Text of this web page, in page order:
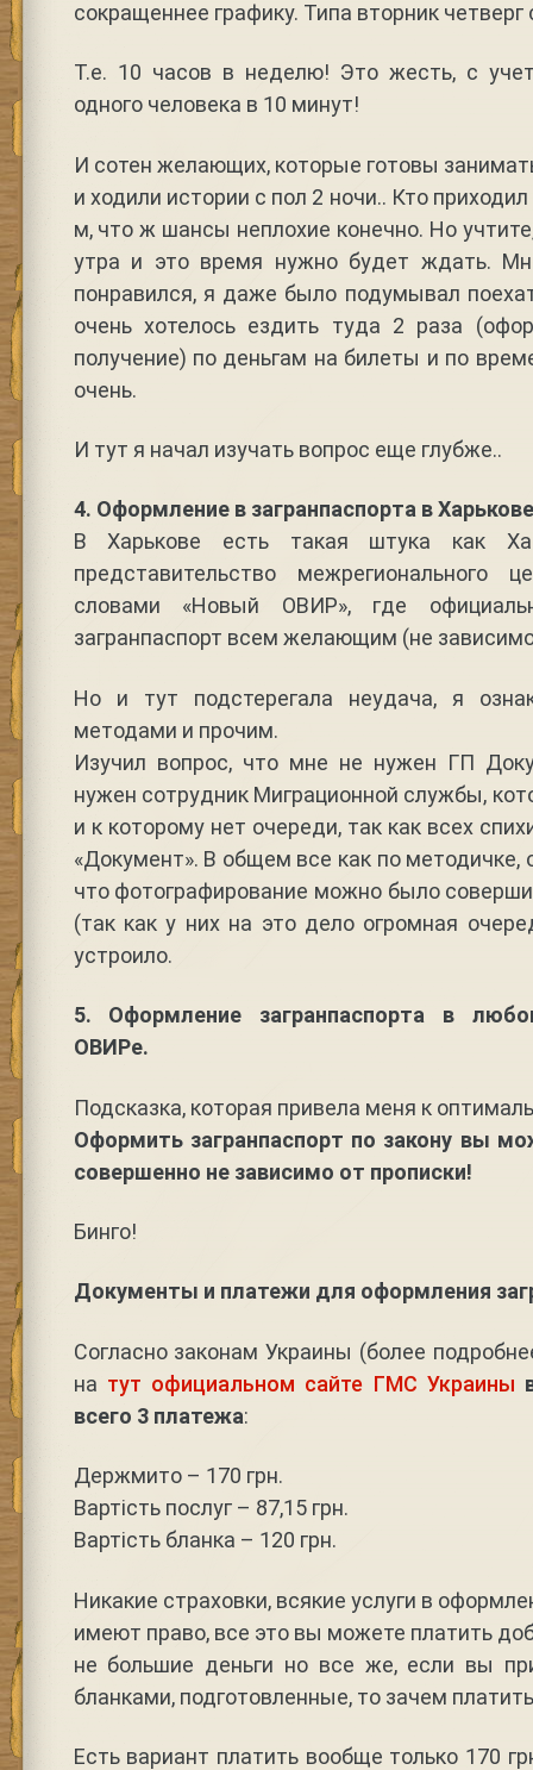
сокращеннее графику. Типа вторник четверг
Т.е. 10 часов в неделю! Это жесть, с
одного человека в 10 минут!
И сотен желающих, которые готовы
и ходили истории с пол 2 ночи.. Кто
м, что ж шансы неплохие конечно. Но
утра и это время нужно будет ждать.
понравился, я даже было подумывал
очень хотелось ездить туда 2 раза
получение) по деньгам на билеты и по
очень.
И тут я начал изучать вопрос еще глубже..
4. Оформление в загранпаспорта в
В Харькове есть такая штука как
представительство межрегионального
словами «Новый ОВИР», где
загранпаспорт всем желающим (не
Но и тут подстерегала неудача, я
методами и прочим.
Изучил вопрос, что мне не нужен ГП
нужен сотрудник Миграционной службы,
и к которому нет очереди, так как всех
«Документ». В общем все как по методичке,
что фотографирование можно было
(так как у них на это дело огромная
устроило.
5. Оформление загранпаспорта в
ОВИРе.
Подсказка, которая привела меня к
Оформить загранпаспорт по закону вы
совершенно не зависимо от прописки!
Бинго!
Документы и платежи для оформления
Согласно законам Украины (более
на тут официальном сайте ГМС Украины
всего 3 платежа:
Держмито – 170 грн.
Вартість послуг – 87,15 грн.
Вартість бланка – 120 грн.
Никакие страховки, всякие услуги в
имеют право, все это вы можете платить
не большие деньги но все же, если вы
бланками, подготовленные, то зачем
Есть вариант платить вообще только 170